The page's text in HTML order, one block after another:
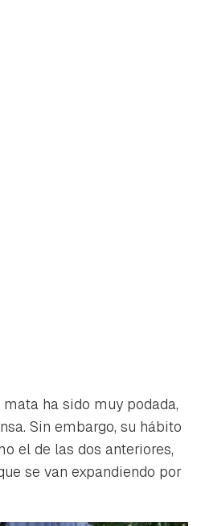
ha sido muy podada,
Sin embargo, su hábito
el de las dos anteriores,
se van expandiendo por